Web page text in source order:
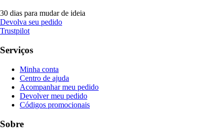
30 dias para mudar de ideia
Devolva seu pedido
Trustpilot
Serviços
Minha conta
Centro de ajuda
Acompanhar meu pedido
Devolver meu pedido
Códigos promocionais
Sobre